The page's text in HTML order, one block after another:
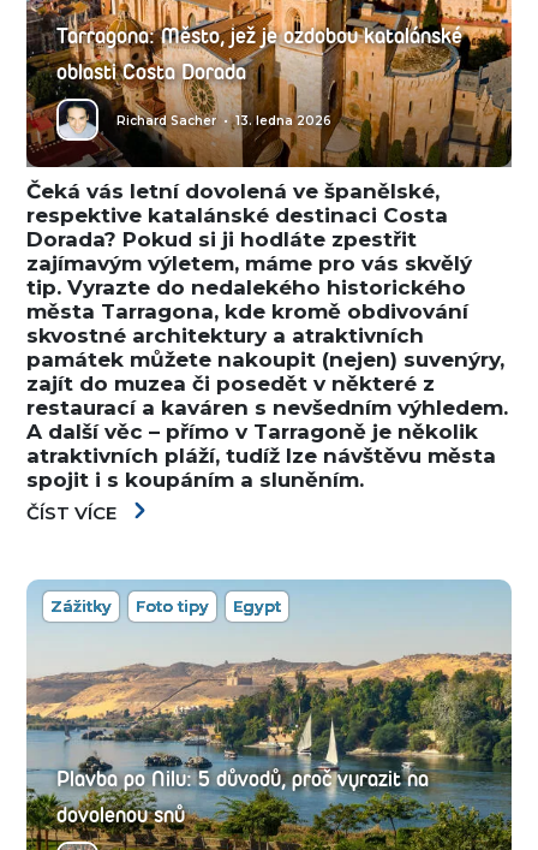
Tarragona: Město, jež je ozdobou katalánské
oblasti Costa Dorada
Richard Sacher•13. ledna 2026
Čeká vás letní dovolená ve španělské,
respektive katalánské destinaci Costa
Dorada? Pokud si ji hodláte zpestřit
zajímavým výletem, máme pro vás skvělý
tip. Vyrazte do nedalekého historického
města Tarragona, kde kromě obdivování
skvostné architektury a atraktivních
památek můžete nakoupit (nejen) suvenýry,
zajít do muzea či posedět v některé z
restaurací a kaváren s nevšedním výhledem.
A další věc – přímo v Tarragoně je několik
atraktivních pláží, tudíž lze návštěvu města
spojit i s koupáním a sluněním.
ČÍST VÍCE
Zážitky Foto tipy Egypt
Plavba po Nilu: 5 důvodů, proč vyrazit na
dovolenou snů